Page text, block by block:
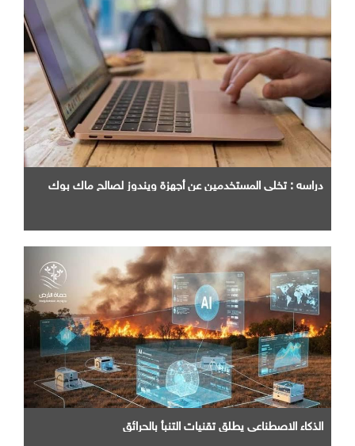
دراسه : تخلي المستخدمين عن أجهزة ويندوز لصالح ماك بوك
الذكاء الاصطناعي يطلق تقنيات التنبأ بالحرائق